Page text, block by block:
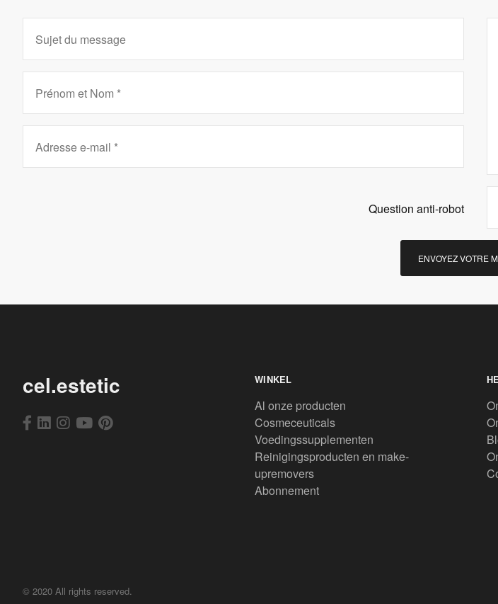
Question anti-robot
ENVOYEZ VOTRE
cel.estetic WINKEL
Al onze producten
Cosmeceuticals
Voedingssupplementen
Reinigingsproducten en make-
upremovers
Abonnement
© 2020 All rights reserved.